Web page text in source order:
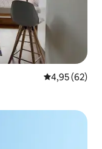
Évaluation
4,95 (62)